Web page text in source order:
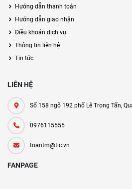
Hướng dẫn thanh toán
Hướng dẫn giao nhận
Điều khoản dịch vụ
Thông tin liên hệ
Tin tức
LIÊN HỆ
Số 158 ngõ 192 phố Lê Trọng Tấn,
0976115555
toantm@tic.vn
FANPAGE